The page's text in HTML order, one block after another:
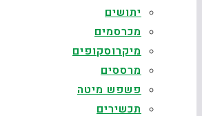
יתושים
מכרסמים
מיקרוסקופים
מרססים
פשפש מיטה
תכשירים